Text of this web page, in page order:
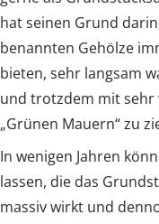
hat seinen Grund
benannten Gehölze
bieten, sehr langsam
und trotzdem mit sehr
„Grünen Mauern“ zu
In wenigen Jahren
lassen, die das
massiv wirkt und